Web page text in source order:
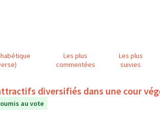
Les plus
commentées
Les plus
suivies
diversifiés dans une cour
au vote